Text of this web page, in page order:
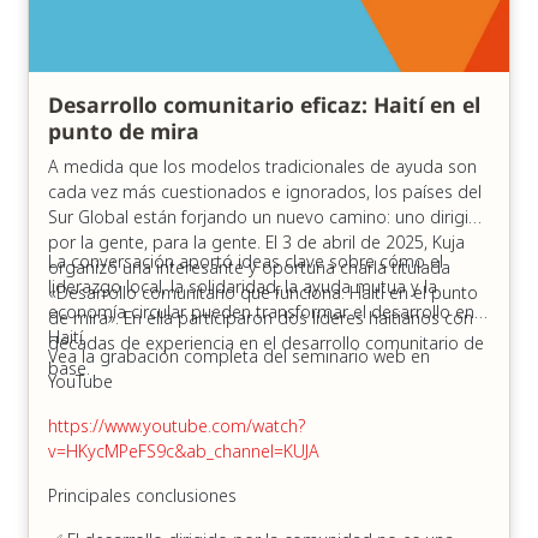
Desarrollo comunitario eficaz: Haití en el
punto de mira
A medida que los modelos tradicionales de ayuda son
cada vez más cuestionados e ignorados, los países del
Sur Global están forjando un nuevo camino: uno dirigido
por la gente, para la gente. El 3 de abril de 2025, Kuja
organizó una interesante y oportuna charla titulada
«Desarrollo comunitario que funciona: Haití en el punto
de mira». En ella participaron dos líderes haitianos con
décadas de experiencia en el desarrollo comunitario de
base.
La conversación aportó ideas clave sobre cómo el
liderazgo local, la solidaridad, la ayuda mutua y la
economía circular pueden transformar el desarrollo en
Haití.
Vea la grabación completa del seminario web en
YouTube
https://www.youtube.com/watch?
v=HKycMPeFS9c&ab_channel=KUJA
Principales conclusiones